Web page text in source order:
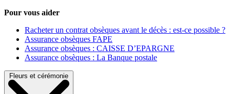
Pour vous aider
Racheter un contrat obsèques avant le décès : est-ce possible ?
Assurance obsèques FAPE
Assurance obsèques : CAISSE D’EPARGNE
Assurance obsèques : La Banque postale
Fleurs et cérémonie